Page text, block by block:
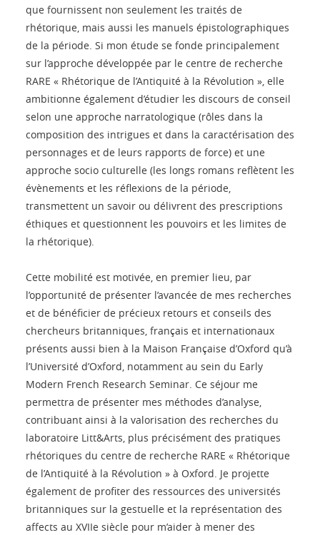
que fournissent non seulement les traités de
rhétorique, mais aussi les manuels épistolographiques
de la période. Si mon étude se fonde principalement
sur l’approche développée par le centre de recherche
RARE « Rhétorique de l’Antiquité à la Révolution », elle
ambitionne également d’étudier les discours de conseil
selon une approche narratologique (rôles dans la
composition des intrigues et dans la caractérisation des
personnages et de leurs rapports de force) et une
approche socio culturelle (les longs romans reflètent les
évènements et les réflexions de la période,
transmettent un savoir ou délivrent des prescriptions
éthiques et questionnent les pouvoirs et les limites de
la rhétorique).
Cette mobilité est motivée, en premier lieu, par
l’opportunité de présenter l’avancée de mes recherches
et de bénéficier de précieux retours et conseils des
chercheurs britanniques, français et internationaux
présents aussi bien à la Maison Française d’Oxford qu’à
l’Université d’Oxford, notamment au sein du Early
Modern French Research Seminar. Ce séjour me
permettra de présenter mes méthodes d’analyse,
contribuant ainsi à la valorisation des recherches du
laboratoire Litt&Arts, plus précisément des pratiques
rhétoriques du centre de recherche RARE « Rhétorique
de l’Antiquité à la Révolution » à Oxford. Je projette
également de profiter des ressources des universités
britanniques sur la gestuelle et la représentation des
affects au XVIIe siècle pour m’aider à mener des